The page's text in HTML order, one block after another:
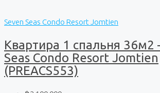
Seven Seas Condo Resort Jomtien
Квартира 1 спальня 36м2
Seas Condo Resort Jomtien
(PREACS553)